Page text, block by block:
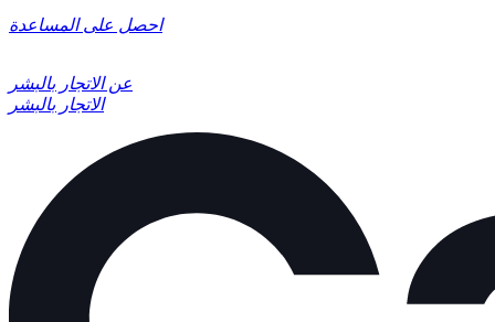
احصل على المساعدة
عن الاتجار بالبشر
الاتجار بالبشر